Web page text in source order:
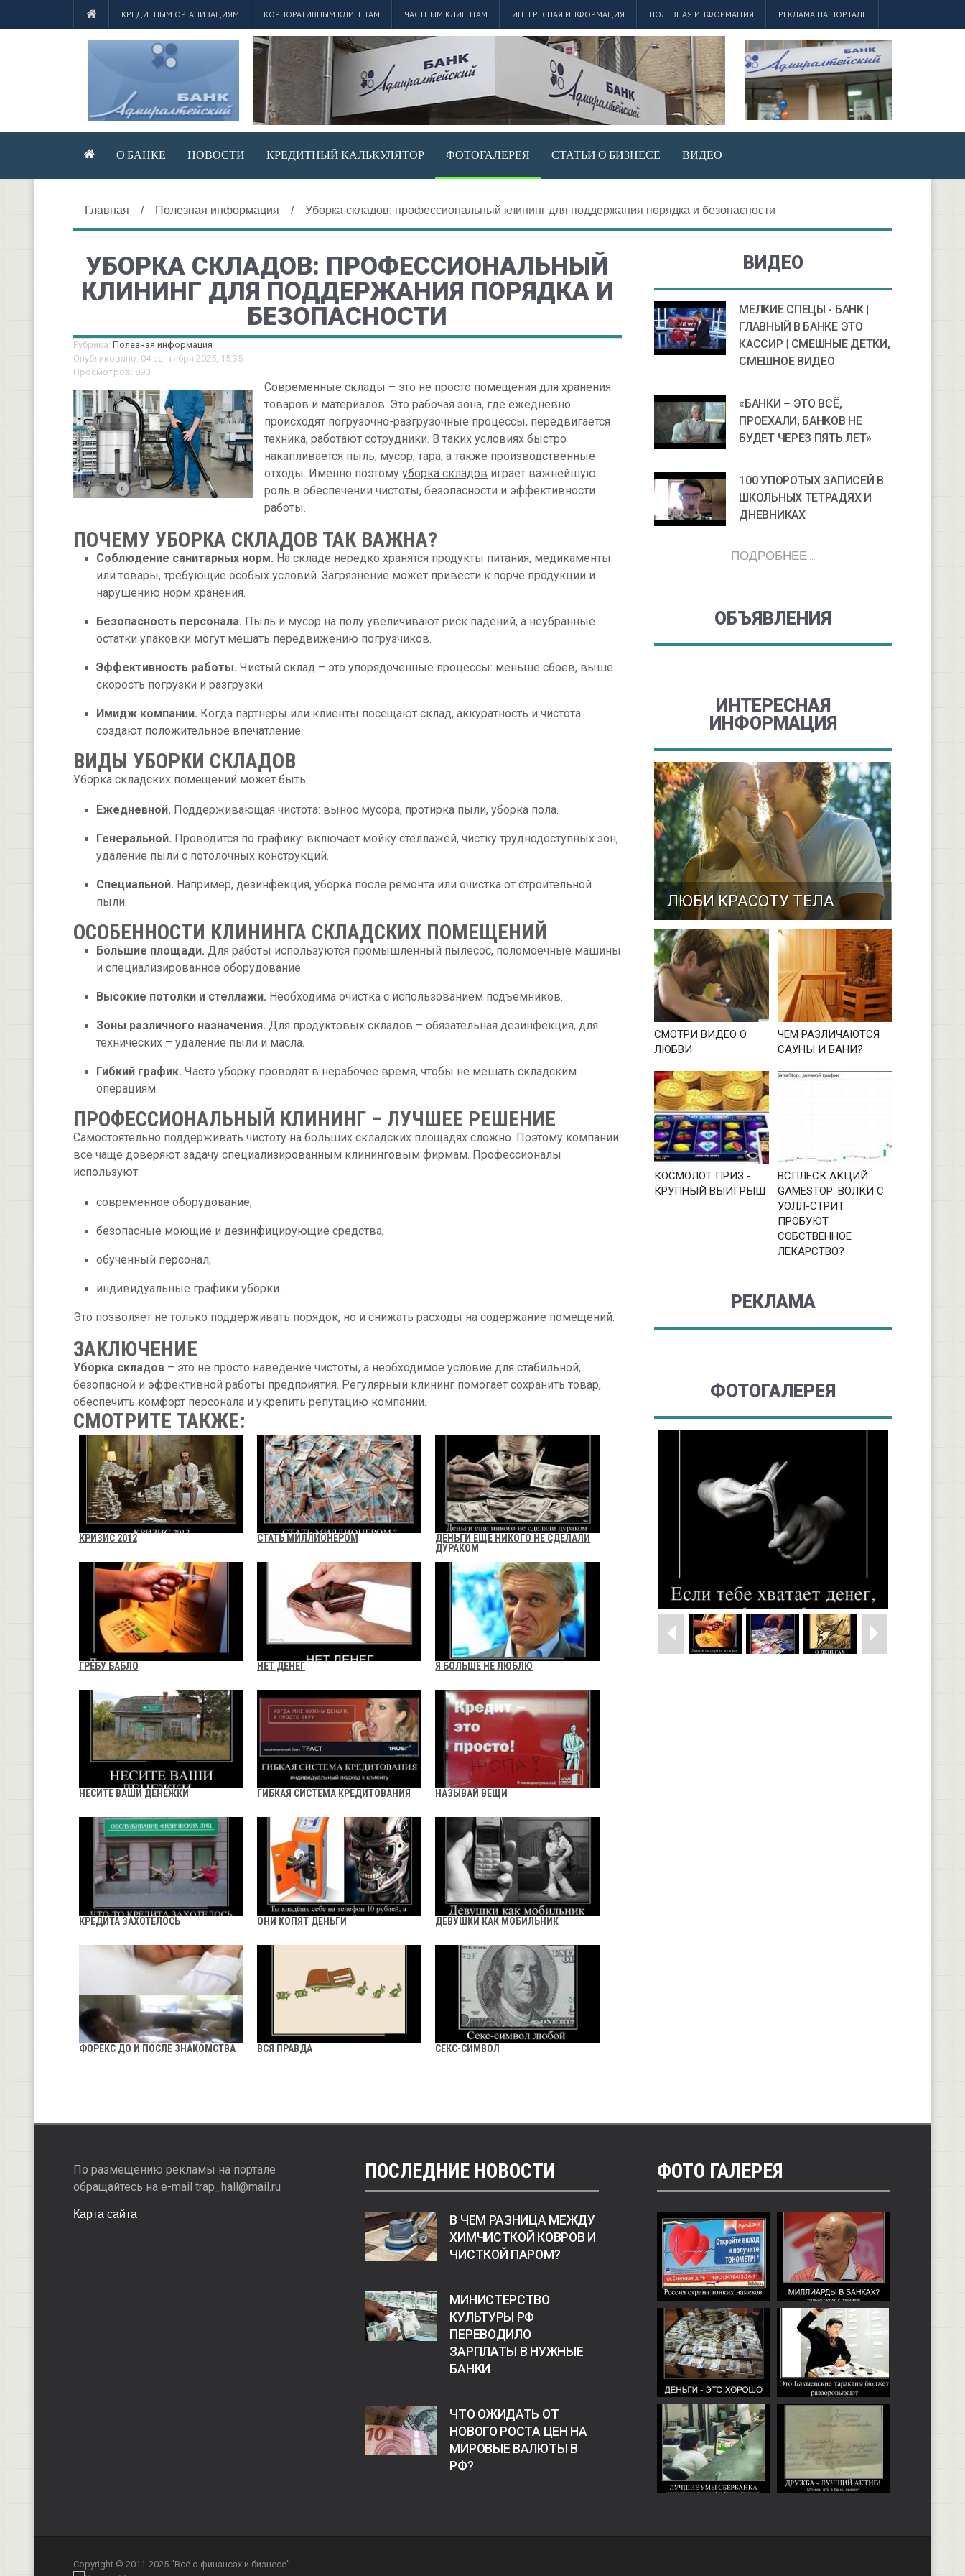
КРЕДИТНЫМ ОРГАНИЗАЦИЯМ КОРПОРАТИВНЫМ КЛИЕНТАМ ЧАСТНЫМ КЛИЕНТАМ ИНТЕРЕСНАЯ ИНФОРМАЦИЯ ПОЛЕЗНАЯ ИНФОРМАЦИЯ РЕКЛАМА НА ПОРТАЛЕ
О БАНКЕ НОВОСТИ КРЕДИТНЫЙ КАЛЬКУЛЯТОР ФОТОГАЛЕРЕЯ СТАТЬИ О БИЗНЕСЕ ВИДЕО
Главная / Полезная информация / Уборка складов: профессиональный клининг для поддержания порядка и безопасности
УБОРКА СКЛАДОВ: ПРОФЕССИОНАЛЬНЫЙ
КЛИНИНГ ДЛЯ ПОДДЕРЖАНИЯ ПОРЯДКА И
БЕЗОПАСНОСТИ
Рубрика: Полезная информация
Опубликовано: 04 сентября 2025, 15:35
Просмотров: 890
Современные склады – это не просто помещения для хранения
товаров и материалов. Это рабочая зона, где ежедневно
происходят погрузочно-разгрузочные процессы, передвигается
техника, работают сотрудники. В таких условиях быстро
накапливается пыль, мусор, тара, а также производственные
отходы. Именно поэтому уборка складов играет важнейшую
роль в обеспечении чистоты, безопасности и эффективности
работы.
ПОЧЕМУ УБОРКА СКЛАДОВ ТАК ВАЖНА?
Соблюдение санитарных норм. На складе нередко хранятся продукты питания, медикаменты
или товары, требующие особых условий. Загрязнение может привести к порче продукции и
нарушению норм хранения.
Безопасность персонала. Пыль и мусор на полу увеличивают риск падений, а неубранные
остатки упаковки могут мешать передвижению погрузчиков.
Эффективность работы. Чистый склад – это упорядоченные процессы: меньше сбоев, выше
скорость погрузки и разгрузки.
Имидж компании. Когда партнеры или клиенты посещают склад, аккуратность и чистота
создают положительное впечатление.
ВИДЫ УБОРКИ СКЛАДОВ
Уборка складских помещений может быть:
Ежедневной. Поддерживающая чистота: вынос мусора, протирка пыли, уборка пола.
Генеральной. Проводится по графику: включает мойку стеллажей, чистку труднодоступных зон,
удаление пыли с потолочных конструкций.
Специальной. Например, дезинфекция, уборка после ремонта или очистка от строительной
пыли.
ОСОБЕННОСТИ КЛИНИНГА СКЛАДСКИХ ПОМЕЩЕНИЙ
Большие площади. Для работы используются промышленный пылесос, поломоечные машины
и специализированное оборудование.
Высокие потолки и стеллажи. Необходима очистка с использованием подъемников.
Зоны различного назначения. Для продуктовых складов – обязательная дезинфекция, для
технических – удаление пыли и масла.
Гибкий график. Часто уборку проводят в нерабочее время, чтобы не мешать складским
операциям.
ПРОФЕССИОНАЛЬНЫЙ КЛИНИНГ – ЛУЧШЕЕ РЕШЕНИЕ
Самостоятельно поддерживать чистоту на больших складских площадях сложно. Поэтому компании
все чаще доверяют задачу специализированным клининговым фирмам. Профессионалы
используют:
современное оборудование;
безопасные моющие и дезинфицирующие средства;
обученный персонал;
индивидуальные графики уборки.
Это позволяет не только поддерживать порядок, но и снижать расходы на содержание помещений.
ЗАКЛЮЧЕНИЕ
Уборка складов – это не просто наведение чистоты, а необходимое условие для стабильной,
безопасной и эффективной работы предприятия. Регулярный клининг помогает сохранить товар,
обеспечить комфорт персонала и укрепить репутацию компании.
СМОТРИТЕ ТАКЖЕ:
КРИЗИС 2012 СТАТЬ МИЛЛИОНЕРОМ
ДЕНЬГИ ЕЩЕ НИКОГО НЕ СДЕЛАЛИ
ДУРАКОМ
ГРЕБУ БАБЛО НЕТ ДЕНЕГ Я БОЛЬШЕ НЕ ЛЮБЛЮ
НЕСИТЕ ВАШИ ДЕНЕЖКИ ГИБКАЯ СИСТЕМА КРЕДИТОВАНИЯ НАЗЫВАЙ ВЕЩИ
КРЕДИТА ЗАХОТЕЛОСЬ ОНИ КОПЯТ ДЕНЬГИ ДЕВУШКИ КАК МОБИЛЬНИК
ФОРЕКС ДО И ПОСЛЕ ЗНАКОМСТВА ВСЯ ПРАВДА СЕКС-СИМВОЛ
ВИДЕО
МЕЛКИЕ СПЕЦЫ - БАНК |
ГЛАВНЫЙ В БАНКЕ ЭТО
КАССИР | СМЕШНЫЕ ДЕТКИ,
СМЕШНОЕ ВИДЕО
«БАНКИ – ЭТО ВСЁ,
ПРОЕХАЛИ, БАНКОВ НЕ
БУДЕТ ЧЕРЕЗ ПЯТЬ ЛЕТ»
100 УПОРОТЫХ ЗАПИСЕЙ В
ШКОЛЬНЫХ ТЕТРАДЯХ И
ДНЕВНИКАХ
ПОДРОБНЕЕ ...
ОБЪЯВЛЕНИЯ
ИНТЕРЕСНАЯ
ИНФОРМАЦИЯ
ЛЮБИ КРАСОТУ ТЕЛА
СМОТРИ ВИДЕО О
ЛЮБВИ
ЧЕМ РАЗЛИЧАЮТСЯ
САУНЫ И БАНИ?
КОСМОЛОТ ПРИЗ -
КРУПНЫЙ ВЫИГРЫШ
ВСПЛЕСК АКЦИЙ
GAMESTOP: ВОЛКИ С
УОЛЛ-СТРИТ
ПРОБУЮТ
СОБСТВЕННОЕ
ЛЕКАРСТВО?
РЕКЛАМА
ФОТОГАЛЕРЕЯ
По размещению рекламы на портале
обращайтесь на e-mail trap_hall@mail.ru
Карта сайта
ПОСЛЕДНИЕ НОВОСТИ
В ЧЕМ РАЗНИЦА МЕЖДУ
ХИМЧИСТКОЙ КОВРОВ И
ЧИСТКОЙ ПАРОМ?
МИНИСТЕРСТВО
КУЛЬТУРЫ РФ
ПЕРЕВОДИЛО
ЗАРПЛАТЫ В НУЖНЫЕ
БАНКИ
ЧТО ОЖИДАТЬ ОТ
НОВОГО РОСТА ЦЕН НА
МИРОВЫЕ ВАЛЮТЫ В
РФ?
ФОТО ГАЛЕРЕЯ
Copyright © 2011-2025 "Всё о финансах и бизнесе"